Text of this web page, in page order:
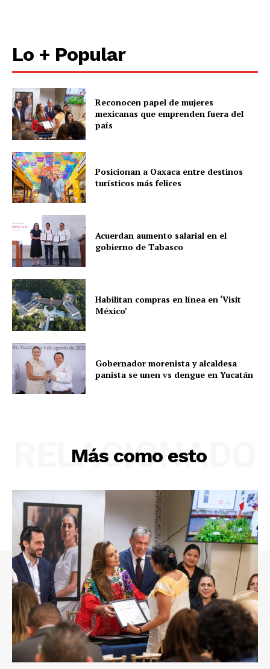
Lo + Popular
Reconocen papel de mujeres
mexicanas que emprenden fuera del
país
Posicionan a Oaxaca entre destinos
turísticos más felices
Acuerdan aumento salarial en el
gobierno de Tabasco
Habilitan compras en línea en ‘Visit
México’
Gobernador morenista y alcaldesa
panista se unen vs dengue en Yucatán
Más como esto
RELACIONADO